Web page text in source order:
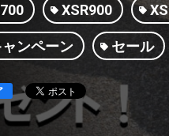
XSR900
ャンペーン セール